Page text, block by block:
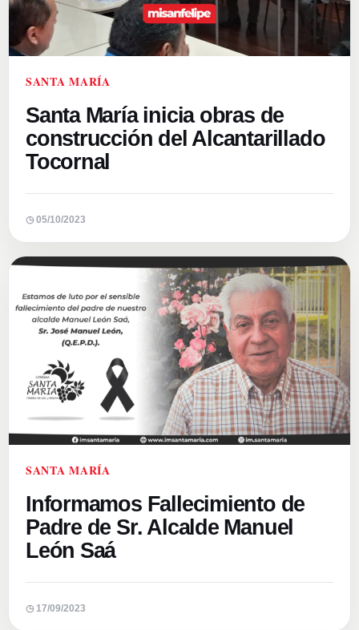
SANTA MARÍA
Santa María inicia obras de
construcción del Alcantarillado
Tocornal
◷ 05/10/2023
SANTA MARÍA
Informamos Fallecimiento de
Padre de Sr. Alcalde Manuel
León Saá
◷ 17/09/2023